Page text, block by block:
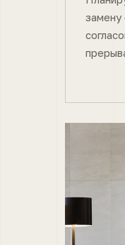
замену